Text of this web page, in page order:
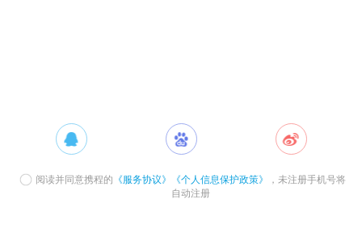
阅读并同意携程的 《服务协议》 《个人信息保护政策》
，未注册手机号将
自动注册